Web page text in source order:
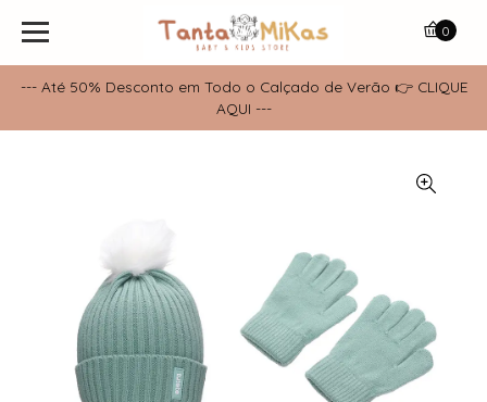
--- Até 50% Desconto em Todo o Calçado de Verão 👉 CLIQUE
AQUI ---
0